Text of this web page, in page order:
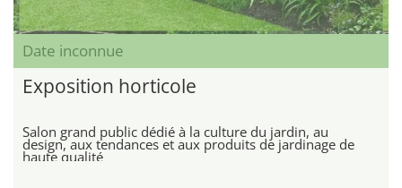
Date inconnue
Exposition horticole
Salon grand public dédié à la culture du jardin, au
design, aux tendances et aux produits de jardinage de
haute qualité